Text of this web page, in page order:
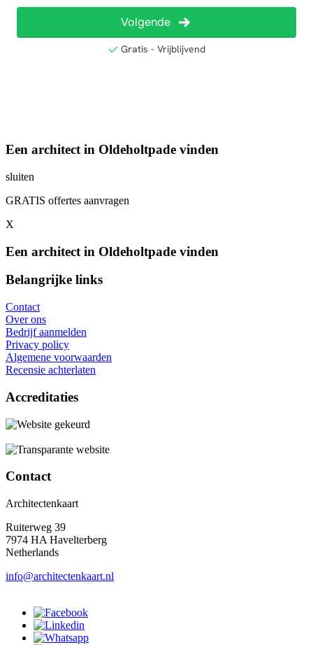
Een architect in Oldeholtpade vinden
sluiten
GRATIS offertes aanvragen
X
Een architect in Oldeholtpade vinden
Belangrijke links
Contact
Over ons
Bedrijf aanmelden
Privacy policy
Algemene voorwaarden
Recensie achterlaten
Accreditaties
Contact
Architectenkaart
Ruiterweg 39
7974 HA Havelterberg
Netherlands
info@architectenkaart.nl